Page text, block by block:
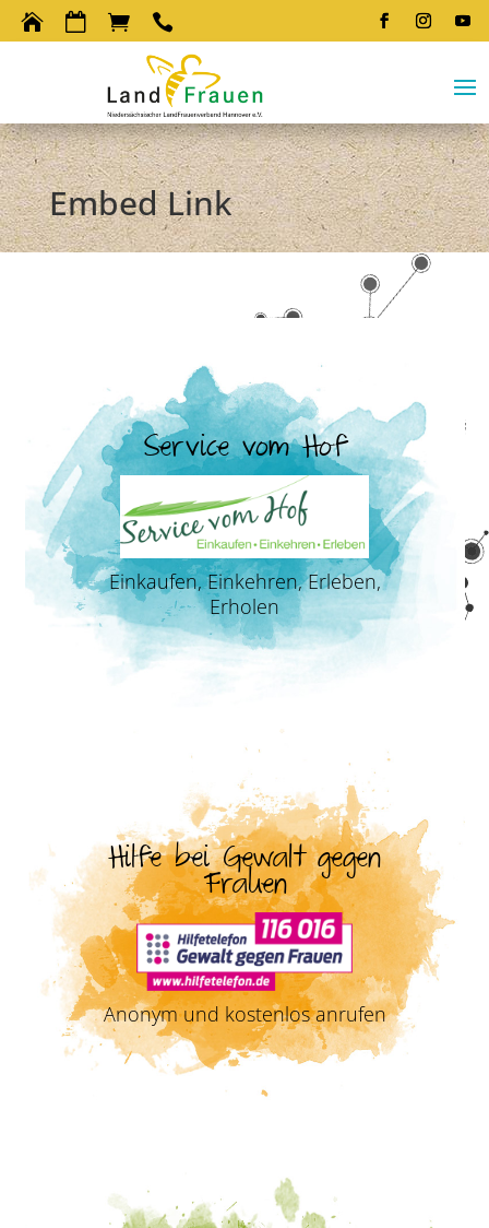
   
Embed Link
Service vom Hof
Einkaufen, Einkehren, Erleben,
Erholen
Hilfe bei Gewalt gegen
Frauen
Anonym und kostenlos anrufen